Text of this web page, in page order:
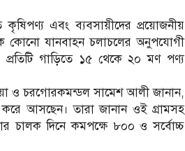
এবং ব্যবসায়ীদের প্রয়োজনীয়
কোনো যানবাহন চলাচলের অনুপযোগী
প্রতিটি গাড়িতে ১৫ থেকে ২০ মণ পণ্য
ও চরগোরকমন্ডল সামেশ আলী জানান,
করে আসছেন। তারা জানান ওই গ্রামসহ
চালক দিনে কমপক্ষে ৮০০ ও সর্বোচ্চ